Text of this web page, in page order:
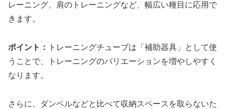
レーニング、肩のトレーニングなど、幅広い種目に応用で
きます。
ポイント：
トレーニングチューブは「補助器具」として使
うことで、トレーニングのバリエーションを増やしやすく
なります。
さらに、ダンベルなどと比べて収納スペースを取らないた